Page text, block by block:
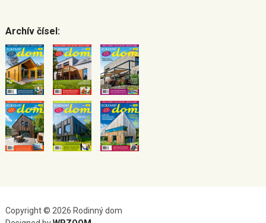
Archív čísel:
Copyright © 2026 Rodinný dom